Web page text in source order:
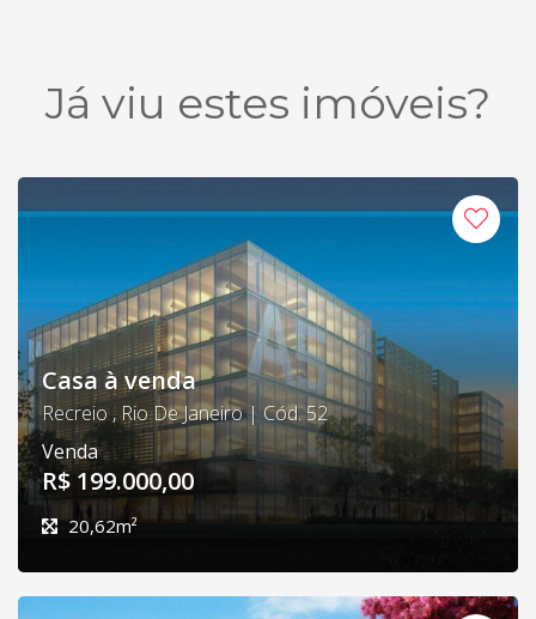
Já viu estes imóveis?
Casa à venda
Recreio , Rio De Janeiro | Cód. 52
Venda
R$ 199.000,00
20,62m²